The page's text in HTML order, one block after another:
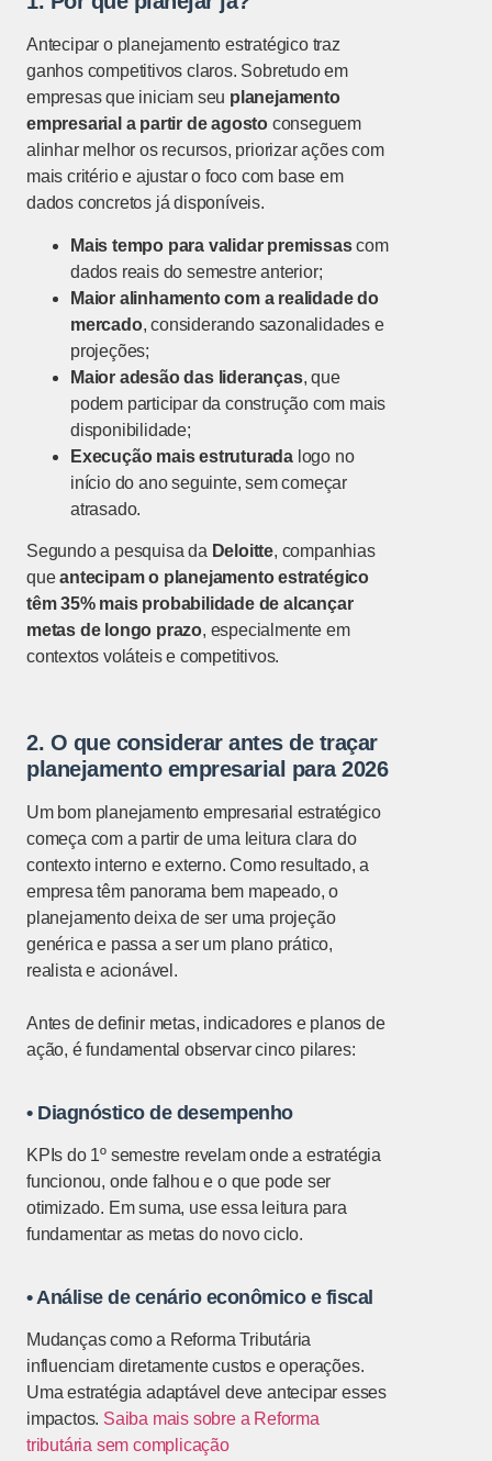
Antecipar o planejamento estratégico traz
ganhos competitivos claros. Sobretudo em
empresas que iniciam seu planejamento
empresarial a partir de agosto conseguem
alinhar melhor os recursos, priorizar ações com
mais critério e ajustar o foco com base em
dados concretos já disponíveis.
Mais tempo para validar premissascom
dados reais do semestre anterior;
Maior alinhamento com a realidade do
mercado, considerando sazonalidades e
projeções;
Maior adesão das lideranças, que
podem participar da construção com mais
disponibilidade;
Execução mais estruturada logo no
início do ano seguinte, sem começar
atrasado.
Segundo a pesquisa da Deloitte, companhias
queantecipam o planejamento estratégico
têm 35% mais probabilidade de alcançar
metas de longo prazo, especialmente em
contextos voláteis e competitivos.
2. O que considerar antes de traçar
planejamento empresarial para2026
Um bom planejamento empresarial estratégico
começa com a partir de uma leitura clara do
contexto interno e externo. Como resultado, a
empresa têm panorama bem mapeado, o
planejamento deixa de ser uma projeção
genérica e passa a ser um plano prático,
realista e acionável.
Antes de definir metas, indicadores e planos de
ação, é fundamental observar cinco pilares:
• Diagnóstico de desempenho
KPIs do 1º semestre revelam onde a estratégia
funcionou, onde falhou e o que pode ser
otimizado. Em suma, use essa leitura para
fundamentar as metas do novo ciclo.
• Análise de cenário econômico e fiscal
Mudanças como a Reforma Tributária
influenciam diretamente custos e operações.
Uma estratégia adaptável deve antecipar esses
impactos. Saiba mais sobre a Reforma
tributária sem complicação